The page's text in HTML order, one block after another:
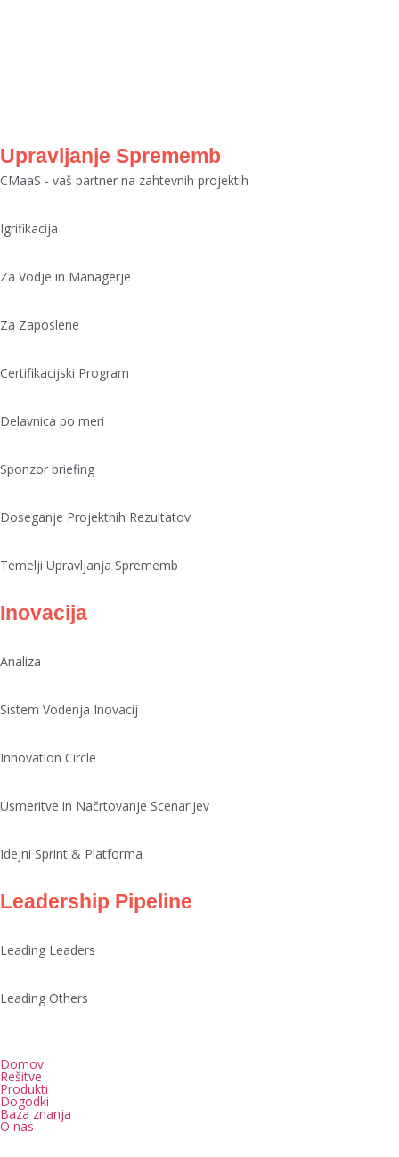
Upravljanje Sprememb
CMaaS - vaš partner na zahtevnih projektih
Igrifikacija
Za Vodje in Managerje
Za Zaposlene
Certifikacijski Program
Delavnica po meri
Sponzor briefing
Doseganje Projektnih Rezultatov
Temelji Upravljanja Sprememb
Inovacija
Analiza
Sistem Vodenja Inovacij
Innovation Circle
Usmeritve in Načrtovanje Scenarijev
Idejni Sprint & Platforma
Leadership Pipeline
Leading Leaders
Leading Others
Domov
Rešitve
Produkti
Dogodki
Baza znanja
O nas